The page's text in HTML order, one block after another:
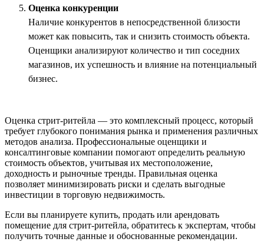
Оценка конкуренции
Наличие конкурентов в непосредственной близости
может как повысить, так и снизить стоимость объекта.
Оценщики анализируют количество и тип соседних
магазинов, их успешность и влияние на потенциальный
бизнес.
Оценка стрит-ритейла — это комплексный процесс, который
требует глубокого понимания рынка и применения различных
методов анализа. Профессиональные оценщики и
консалтинговые компании помогают определить реальную
стоимость объектов, учитывая их местоположение,
доходность и рыночные тренды. Правильная оценка
позволяет минимизировать риски и сделать выгодные
инвестиции в торговую недвижимость.
Если вы планируете купить, продать или арендовать
помещение для стрит-ритейла, обратитесь к экспертам, чтобы
получить точные данные и обоснованные рекомендации.